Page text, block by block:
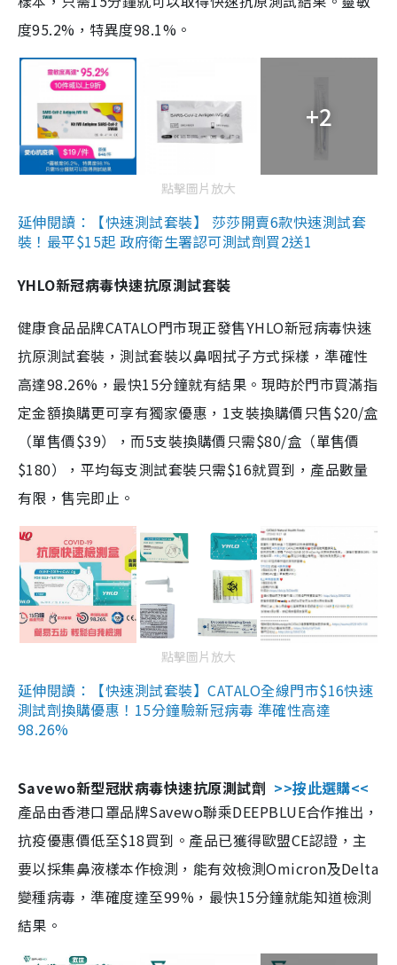
度95.2%，特異度98.1%。
+2
點擊圖片放大
延伸閱讀：【快速測試套裝】 莎莎開賣6款快速測試套
裝！最平$15起 政府衛生署認可測試劑買2送1
YHLO新冠病毒快速抗原測試套裝
健康食品品牌CATALO門市現正發售YHLO新冠病毒快速
抗原測試套裝，測試套裝以鼻咽拭子方式採樣，準確性
高達98.26%，最快15分鐘就有結果。現時於門市買滿指
定金額換購更可享有獨家優惠，1支裝換購價只售$20/盒
（單售價$39），而5支裝換購價只需$80/盒（單售價
$180），平均每支測試套裝只需$16就買到，產品數量
有限，售完即止。
點擊圖片放大
延伸閱讀：【快速測試套裝】CATALO全線門市$16快速
測試劑換購優惠！15分鐘驗新冠病毒 準確性高達
98.26%
Savewo新型冠狀病毒快速抗原測試劑 >>按此選購<<
產品由香港口罩品牌Savewo聯乘DEEPBLUE合作推出，
抗疫優惠價低至$18買到。產品已獲得歐盟CE認證，主
要以採集鼻液樣本作檢測，能有效檢測Omicron及Delta
變種病毒，準確度達至99%，最快15分鐘就能知道檢測
結果。